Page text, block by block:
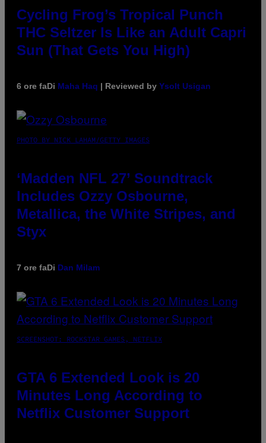
Cycling Frog’s Tropical Punch
THC Seltzer Is Like an Adult Capri
Sun (That Gets You High)
6 ore faDi Maha Haq | Reviewed by Ysolt Usigan
PHOTO BY NICK LAHAM/GETTY IMAGES
‘Madden NFL 27’ Soundtrack
Includes Ozzy Osbourne,
Metallica, the White Stripes, and
Styx
7 ore faDi Dan Milam
SCREENSHOT: ROCKSTAR GAMES, NETFLIX
GTA 6 Extended Look is 20
Minutes Long According to
Netflix Customer Support